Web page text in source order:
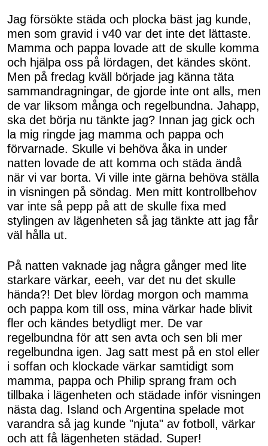
Jag försökte städa och plocka bäst jag kunde,
men som gravid i v40 var det inte det lättaste.
Mamma och pappa lovade att de skulle komma
och hjälpa oss på lördagen, det kändes skönt.
Men på fredag kväll började jag känna täta
sammandragningar, de gjorde inte ont alls, men
de var liksom många och regelbundna. Jahapp,
ska det börja nu tänkte jag? Innan jag gick och
la mig ringde jag mamma och pappa och
förvarnade. Skulle vi behöva åka in under
natten lovade de att komma och städa ändå
när vi var borta. Vi ville inte gärna behöva ställa
in visningen på söndag. Men mitt kontrollbehov
var inte så pepp på att de skulle fixa med
stylingen av lägenheten så jag tänkte att jag får
väl hålla ut.
På natten vaknade jag några gånger med lite
starkare värkar, eeeh, var det nu det skulle
hända?! Det blev lördag morgon och mamma
och pappa kom till oss, mina värkar hade blivit
fler och kändes betydligt mer. De var
regelbundna för att sen avta och sen bli mer
regelbundna igen. Jag satt mest på en stol eller
i soffan och klockade värkar samtidigt som
mamma, pappa och Philip sprang fram och
tillbaka i lägenheten och städade inför visningen
nästa dag. Island och Argentina spelade mot
varandra så jag kunde "njuta" av fotboll, värkar
och att få lägenheten städad. Super!